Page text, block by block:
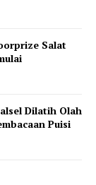
Salat
Dilatih Olah
Puisi